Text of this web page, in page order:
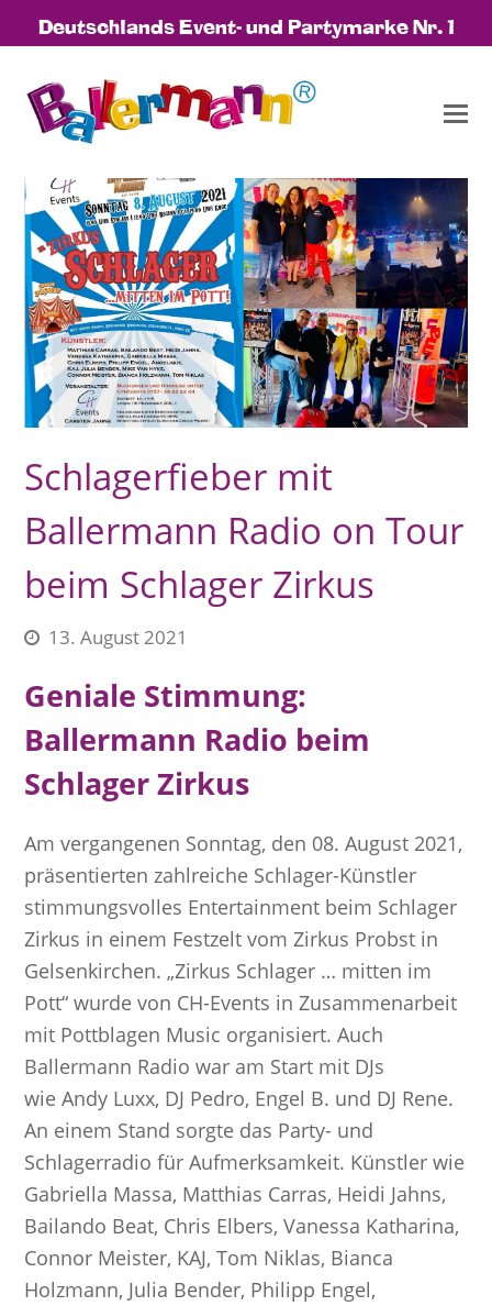
Deutschlands Event- und Partymarke Nr. 1
Schlagerfieber mit
Ballermann Radio on Tour
beim Schlager Zirkus
13. August 2021
Geniale Stimmung:
Ballermann Radio beim
Schlager Zirkus
Am vergangenen Sonntag, den 08. August 2021,
präsentierten zahlreiche Schlager-Künstler
stimmungsvolles Entertainment beim Schlager
Zirkus in einem Festzelt vom Zirkus Probst in
Gelsenkirchen. „Zirkus Schlager … mitten im
Pott“ wurde von CH-Events in Zusammenarbeit
mit Pottblagen Music organisiert. Auch
Ballermann Radio war am Start mit DJs
wie Andy Luxx, DJ Pedro, Engel B. und DJ Rene.
An einem Stand sorgte das Party- und
Schlagerradio für Aufmerksamkeit. Künstler wie
Gabriella Massa, Matthias Carras, Heidi Jahns,
Bailando Beat, Chris Elbers, Vanessa Katharina,
Connor Meister, KAJ, Tom Niklas, Bianca
Holzmann, Julia Bender, Philipp Engel,